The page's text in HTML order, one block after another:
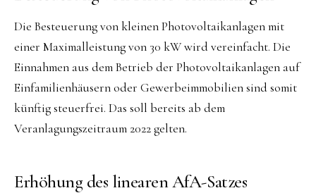
Die Besteuerung von kleinen Photovoltaikanlagen mit
einer Maximalleistung von 30 kW wird vereinfacht. Die
Einnahmen aus dem Betrieb der Photovoltaikanlagen auf
Einfamilienhäusern oder Gewerbeimmobilien sind somit
künftig steuerfrei. Das soll bereits ab dem
Veranlagungszeitraum 2022 gelten.
Erhöhung des linearen AfA-Satzes